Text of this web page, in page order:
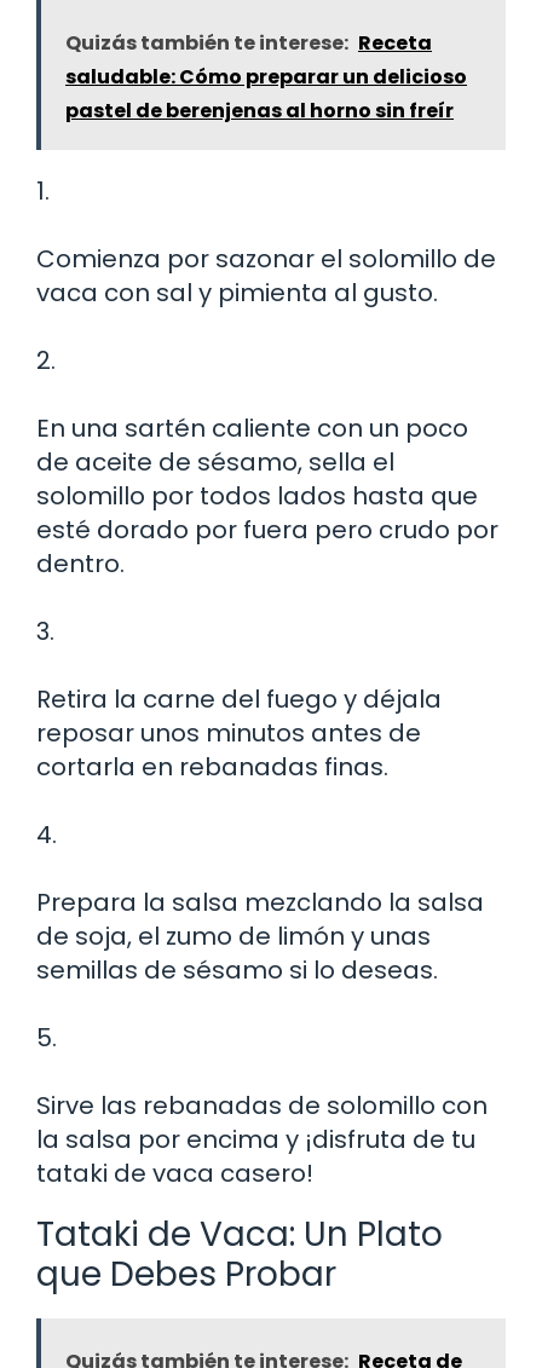
Quizás también te interese: Receta
saludable: Cómo preparar un delicioso
pastel de berenjenas al horno sin freír
1.
Comienza por sazonar el solomillo de
vaca con sal y pimienta al gusto.
2.
En una sartén caliente con un poco
de aceite de sésamo, sella el
solomillo por todos lados hasta que
esté dorado por fuera pero crudo por
dentro.
3.
Retira la carne del fuego y déjala
reposar unos minutos antes de
cortarla en rebanadas finas.
4.
Prepara la salsa mezclando la salsa
de soja, el zumo de limón y unas
semillas de sésamo si lo deseas.
5.
Sirve las rebanadas de solomillo con
la salsa por encima y ¡disfruta de tu
tataki de vaca casero!
Tataki de Vaca: Un Plato
que Debes Probar
Quizás también te interese: Receta de